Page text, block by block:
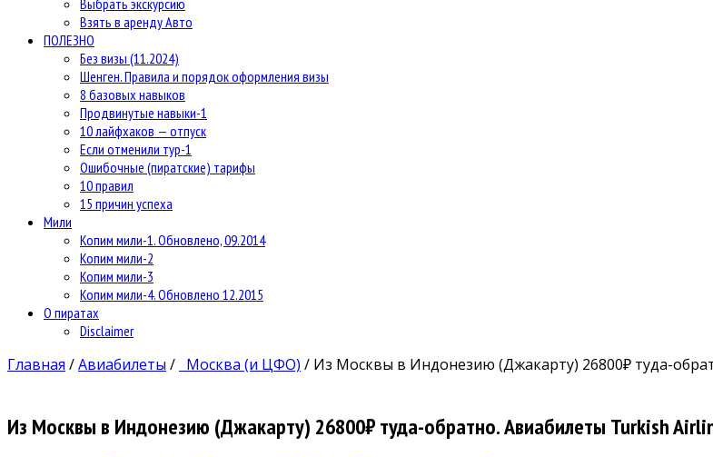
Взять в аренду Авто
ПОЛЕЗНО
Без визы (11.2024)
Шенген. Правила и порядок оформления визы
8 базовых навыков
Продвинутые навыки-1
10 лайфхаков — отпуск
Если отменили тур-1
Ошибочные (пиратские) тарифы
10 правил
15 причин успеха
Мили
Копим мили-1. Обновлено, 09.2014
Копим мили-2
Копим мили-3
Копим мили-4. Обновлено 12.2015
О пиратах
Disclaimer
Главная /Авиабилеты / Москва (и ЦФО) / Из Москвы в Индонезию (Джакарту) 26800₽ туда-
Из Москвы в Индонезию (Джакарту) 26800₽ туда-обратно. Авиабилеты Turkish